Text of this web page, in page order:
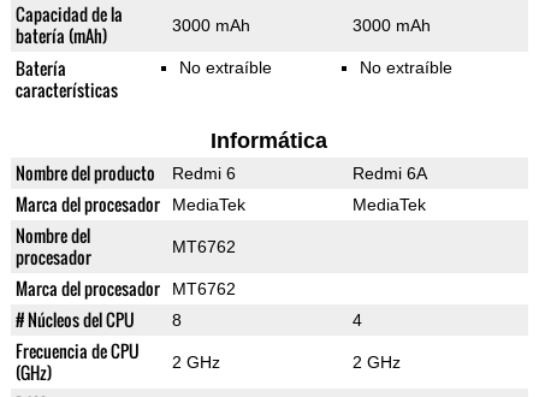
Capacidad de la
batería (mAh)
3000 mAh 3000 mAh
Batería
características
No extraíble No extraíble
Informática
Nombre del producto Redmi 6 Redmi 6A
Marca del procesador MediaTek MediaTek
Nombre del
procesador
MT6762
Marca del procesador MT6762
# Núcleos del CPU 8 4
Frecuencia de CPU
(GHz)
2 GHz 2 GHz